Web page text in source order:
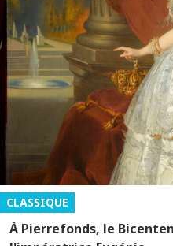
CLASSIQUE
À Pierrefonds, le